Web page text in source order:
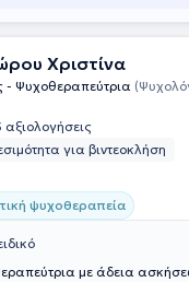
Χριστίνα
- Ψυχοθεραπεύτρια
αξιολογήσεις
για βιντεοκλήση
ψυχοθεραπεία
με άδεια